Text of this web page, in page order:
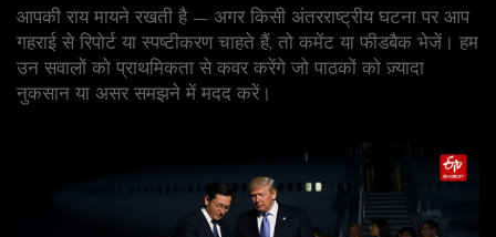
आपकी राय मायने रखती है — अगर किसी अंतरराष्ट्रीय घटना पर आप
गहराई से रिपोर्ट या स्पष्टीकरण चाहते हैं, तो कमेंट या फीडबैक भेजें। हम
उन सवालों को प्राथमिकता से कवर करेंगे जो पाठकों को ज़्यादा
नुकसान या असर समझने में मदद करें।